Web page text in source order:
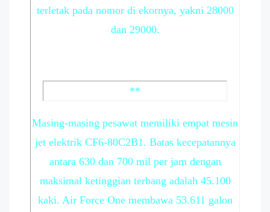
terletak pada nomor di ekornya, yakni 28000
dan 29000.
**
Masing-masing pesawat memiliki empat mesin
jet elektrik CF6-80C2B1. Batas kecepatannya
antara 630 dan 700 mil per jam dengan
maksimal ketinggian terbang adalah 45.100
kaki. Air Force One membawa 53.611 galon